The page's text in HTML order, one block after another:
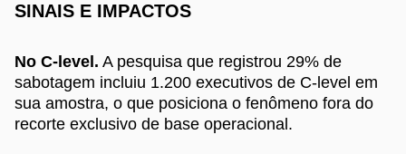
SINAIS E IMPACTOS
No C-level. A pesquisa que registrou 29% de
sabotagem incluiu 1.200 executivos de C-level em
sua amostra, o que posiciona o fenômeno fora do
recorte exclusivo de base operacional.